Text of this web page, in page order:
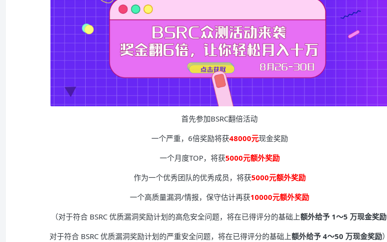
首先参加BSRC翻倍活动
一个严重，6倍奖励将获48000元现金奖励
一个月度TOP，将获5000元额外奖励
作为一个优秀团队的优秀成员，将获5000元额外奖励
一个高质量漏洞/情报，保守估计再获10000元额外奖励
（对于符合 BSRC 优质漏洞奖励计划的高危安全问题，将在已得评分的基础上额外给予 1～5 万现金奖励
对于符合 BSRC 优质漏洞奖励计划的严重安全问题，将在已得评分的基础上额外给予 4～50 万现金奖励）